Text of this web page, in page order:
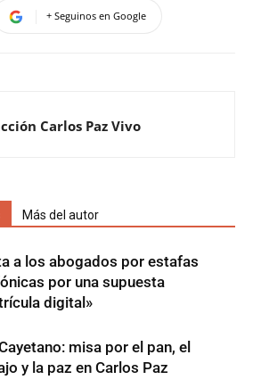
+ Seguinos en Google
Carlos Paz Vivo
Más del autor
a los abogados por estafas
por una supuesta
digital»
misa por el pan, el
y la paz en Carlos Paz